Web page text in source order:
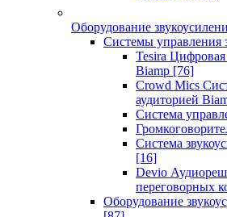
Оборудование
Системы управления
Tesira
Biamp [76]
Crowd Mics
аудиторией
Система
Система
[16]
Devio
переговорных
Оборудование